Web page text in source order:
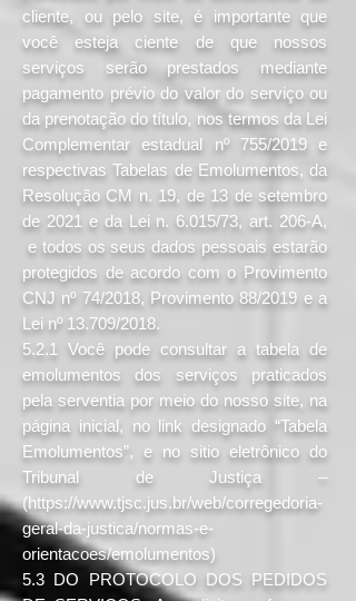
cliente, ou pelo site, é importante que
você esteja ciente de que nossos
serviços serão prestados mediante
pagamento prévio do valor do serviço ou
da prenotação do título, nos termos da Lei
Complementar estadual nº 755/2019 e
respectivas Tabelas de Emolumentos, da
Resolução CM n. 19, de 13 de setembro
de 2021 e da Lei n. 6.015/73, art. 206-A,
e todos os seus dados pessoais estarão
protegidos de acordo com o Provimento
CNJ nº 74/2018, Provimento 88/2019 e a
Lei nº 13.709/2018.
5.2.1 Você pode consultar a tabela de
emolumentos dos serviços praticados
pela serventia por meio do nosso site, na
página inicial, no link designado “Tabela
Emolumentos”, e no sitio eletrônico do
Tribunal de Justiça –
(https://www.tjsc.jus.br/web/corregedoria-
geral-da-justica/normas-e-
orientacoes/emolumentos)
5.3 DO PROTOCOLO DOS PEDIDOS